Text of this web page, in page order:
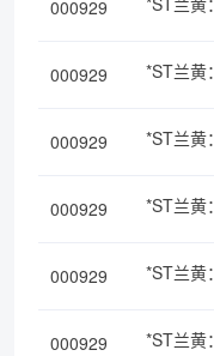
000929
000929 *ST兰黄：
000929 *ST兰黄：
000929 *ST兰黄：
000929 *ST兰黄：
000929 *ST兰黄：